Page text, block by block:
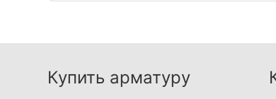
Купить арматуру